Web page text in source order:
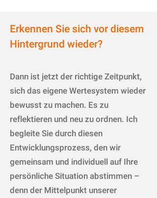
Erkennen Sie sich vor diesem
Hintergrund wieder?
Dann ist jetzt der richtige Zeitpunkt,
sich das eigene Wertesystem wieder
bewusst zu machen. Es zu
reflektieren und neu zu ordnen. Ich
begleite Sie durch diesen
Entwicklungsprozess, den wir
gemeinsam und individuell auf Ihre
persönliche Situation abstimmen –
denn der Mittelpunkt unserer